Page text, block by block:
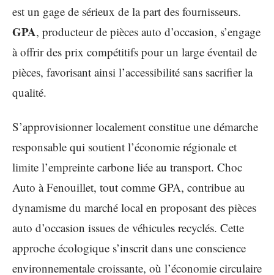
est un gage de sérieux de la part des fournisseurs.
GPA, producteur de pièces auto d’occasion, s’engage
à offrir des prix compétitifs pour un large éventail de
pièces, favorisant ainsi l’accessibilité sans sacrifier la
qualité.
S’approvisionner localement constitue une démarche
responsable qui soutient l’économie régionale et
limite l’empreinte carbone liée au transport. Choc
Auto à Fenouillet, tout comme GPA, contribue au
dynamisme du marché local en proposant des pièces
auto d’occasion issues de véhicules recyclés. Cette
approche écologique s’inscrit dans une conscience
environnementale croissante, où l’économie circulaire